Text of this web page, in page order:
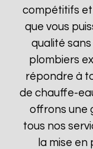
compétitifs
que vous
qualité
plombiers
répondre à
de chauffe-
offrons une
tous nos
la mise